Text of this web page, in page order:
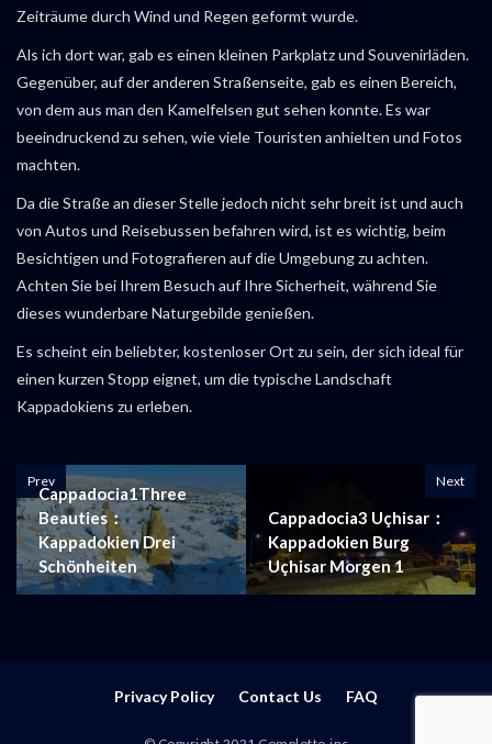
Zeiträume durch Wind und Regen geformt wurde.
Als ich dort war, gab es einen kleinen Parkplatz und Souvenirläden.
Gegenüber, auf der anderen Straßenseite, gab es einen Bereich,
von dem aus man den Kamelfelsen gut sehen konnte. Es war
beeindruckend zu sehen, wie viele Touristen anhielten und Fotos
machten.
Da die Straße an dieser Stelle jedoch nicht sehr breit ist und auch
von Autos und Reisebussen befahren wird, ist es wichtig, beim
Besichtigen und Fotografieren auf die Umgebung zu achten.
Achten Sie bei Ihrem Besuch auf Ihre Sicherheit, während Sie
dieses wunderbare Naturgebilde genießen.
Es scheint ein beliebter, kostenloser Ort zu sein, der sich ideal für
einen kurzen Stopp eignet, um die typische Landschaft
Kappadokiens zu erleben.
Prev
Cappadocia1Three
Beauties：
Kappadokien Drei
Schönheiten
Next
Cappadocia3 Uçhisar：
Kappadokien Burg
Uçhisar Morgen 1
Privacy Policy Contact Us FAQ